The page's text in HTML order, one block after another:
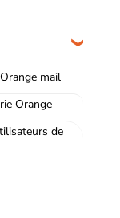
mail
Orange
de